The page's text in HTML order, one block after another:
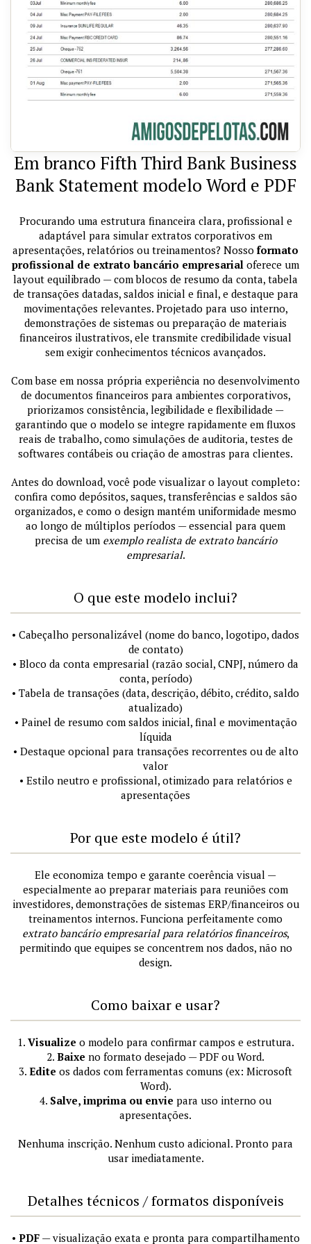
Em branco Fifth Third Bank Business
Bank Statement modelo Word e PDF
Procurando uma estrutura financeira clara, profissional e
adaptável para simular extratos corporativos em
apresentações, relatórios ou treinamentos? Nosso formato
profissional de extrato bancário empresarial oferece um
layout equilibrado — com blocos de resumo da conta, tabela
de transações datadas, saldos inicial e final, e destaque para
movimentações relevantes. Projetado para uso interno,
demonstrações de sistemas ou preparação de materiais
financeiros ilustrativos, ele transmite credibilidade visual
sem exigir conhecimentos técnicos avançados.
Com base em nossa própria experiência no desenvolvimento
de documentos financeiros para ambientes corporativos,
priorizamos consistência, legibilidade e flexibilidade —
garantindo que o modelo se integre rapidamente em fluxos
reais de trabalho, como simulações de auditoria, testes de
softwares contábeis ou criação de amostras para clientes.
Antes do download, você pode visualizar o layout completo:
confira como depósitos, saques, transferências e saldos são
organizados, e como o design mantém uniformidade mesmo
ao longo de múltiplos períodos — essencial para quem
precisa de um exemplo realista de extrato bancário
empresarial.
O que este modelo inclui?
• Cabeçalho personalizável (nome do banco, logotipo, dados
de contato)
• Bloco da conta empresarial (razão social, CNPJ, número da
conta, período)
• Tabela de transações (data, descrição, débito, crédito, saldo
atualizado)
• Painel de resumo com saldos inicial, final e movimentação
líquida
• Destaque opcional para transações recorrentes ou de alto
valor
• Estilo neutro e profissional, otimizado para relatórios e
apresentações
Por que este modelo é útil?
Ele economiza tempo e garante coerência visual —
especialmente ao preparar materiais para reuniões com
investidores, demonstrações de sistemas ERP/financeiros ou
treinamentos internos. Funciona perfeitamente como
extrato bancário empresarial para relatórios financeiros,
permitindo que equipes se concentrem nos dados, não no
design.
Como baixar e usar?
1. Visualize o modelo para confirmar campos e estrutura.
2. Baixe no formato desejado — PDF ou Word.
3. Edite os dados com ferramentas comuns (ex: Microsoft
Word).
4. Salve, imprima ou envie para uso interno ou
apresentações.
Nenhuma inscrição. Nenhum custo adicional. Pronto para
usar imediatamente.
Detalhes técnicos / formatos disponíveis
• PDF— visualização exata e pronta para compartilhamento